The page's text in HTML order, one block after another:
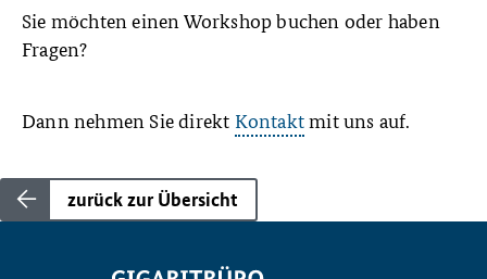
Sie möchten einen Workshop buchen oder haben
Fragen?
Dann nehmen Sie direkt Kontaktmit uns auf.
zurück zur Übersicht